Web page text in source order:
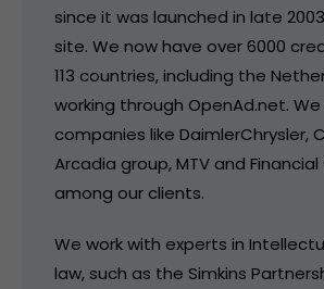
since it was launched in late
site. We now have over 6000
113 countries, including the
working through OpenAd.net.
companies like DaimlerChrysler,
Arcadia group, MTV and Financial
among our clients.
We work with experts in
law, such as the Simkins